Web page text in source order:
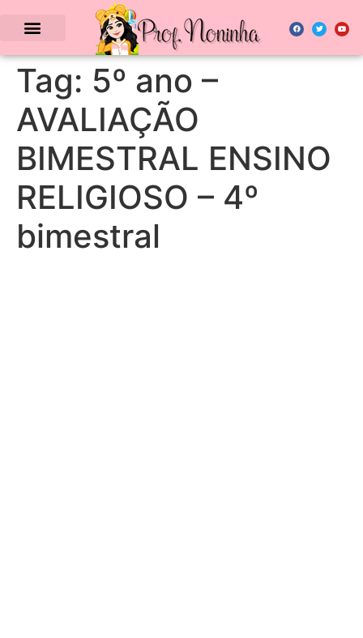
Tag: 5º ano –
AVALIAÇÃO
BIMESTRAL ENSINO
RELIGIOSO – 4º
bimestral